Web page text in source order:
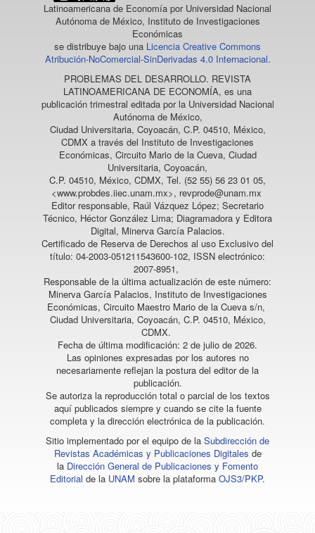
Latinoamericana de Economía por Universidad Nacional
Autónoma de México, Instituto de Investigaciones
Económicas
se distribuye bajo una Licencia Creative Commons
Atribución-NoComercial-SinDerivadas 4.0 Internacional.
PROBLEMAS DEL DESARROLLO. REVISTA
LATINOAMERICANA DE ECONOMÍA, es una
publicación trimestral editada por la Universidad Nacional
Autónoma de México,
Ciudad Universitaria, Coyoacán, C.P. 04510, México,
CDMX a través del Instituto de Investigaciones
Económicas, Circuito Mario de la Cueva, Ciudad
Universitaria, Coyoacán,
C.P. 04510, México, CDMX, Tel. (52 55) 56 23 01 05,
<www.probdes.iiec.unam.mx>, revprode@unam.mx
Editor responsable, Raúl Vázquez López; Secretario
Técnico, Héctor González Lima; Diagramadora y Editora
Digital, Minerva García Palacios.
Certificado de Reserva de Derechos al uso Exclusivo del
título: 04-2003-051211543600-102, ISSN electrónico:
2007-8951,
Responsable de la última actualización de este número:
Minerva García Palacios, Instituto de Investigaciones
Económicas, Circuito Maestro Mario de la Cueva s/n,
Ciudad Universitaria, Coyoacán, C.P. 04510, México,
CDMX.
Fecha de última modificación: 2 de julio de 2026.
Las opiniones expresadas por los autores no
necesariamente reflejan la postura del editor de la
publicación.
Se autoriza la reproducción total o parcial de los textos
aquí publicados siempre y cuando se cite la fuente
completa y la dirección electrónica de la publicación.
Sitio implementado por el equipo de la Subdirección de
Revistas Académicas y Publicaciones Digitales de
la Dirección General de Publicaciones y Fomento
Editorial de la UNAM sobre la plataforma OJS3/PKP.